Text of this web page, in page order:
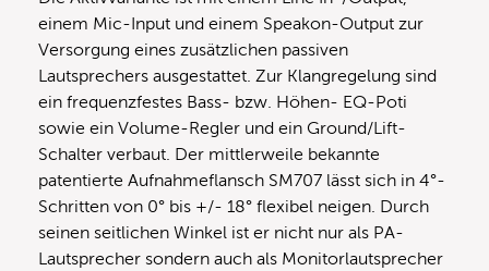
einem Mic-Input und einem Speakon-Output zur
Versorgung eines zusätzlichen passiven
Lautsprechers ausgestattet. Zur Klangregelung sind
ein frequenzfestes Bass- bzw. Höhen- EQ-Poti
sowie ein Volume-Regler und ein Ground/Lift-
Schalter verbaut. Der mittlerweile bekannte
patentierte Aufnahmeflansch SM707 lässt sich in 4°-
Schritten von 0° bis +/- 18° flexibel neigen. Durch
seinen seitlichen Winkel ist er nicht nur als PA-
Lautsprecher sondern auch als Monitorlautsprecher